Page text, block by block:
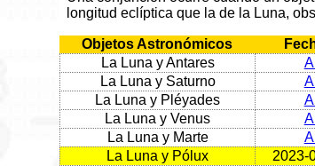
longitud eclíptica que la de la Luna,
Objetos Astronómicos
La Luna y Antares
La Luna y Saturno
La Luna y Pléyades
La Luna y Venus
La Luna y Marte
La Luna y Pólux
2023-